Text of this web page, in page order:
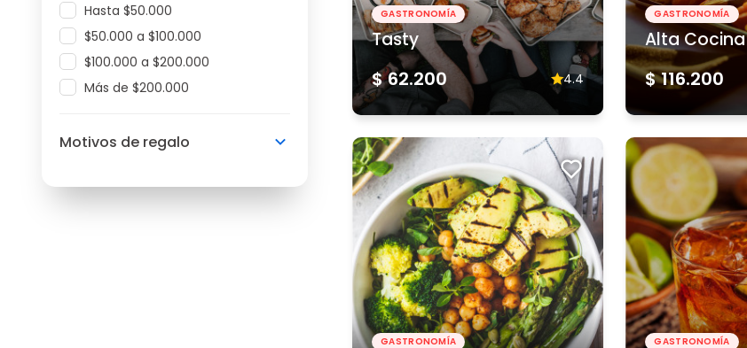
Hasta $50.000
$50.000 a $100.000
$100.000 a $200.000
Más de $200.000
Motivos de regalo
GASTRONOMÍA
Tasty
$ 62.200 4.4
GASTRONOMÍA
Alta Cocina
$ 116.200
GASTRONOMÍA GASTRONOMÍA